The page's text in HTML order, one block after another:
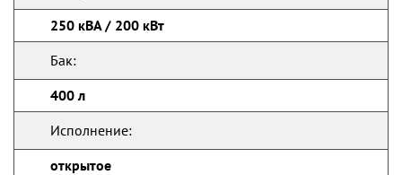
250 кВА / 200 кВт
Бак:
400 л
Исполнение:
открытое